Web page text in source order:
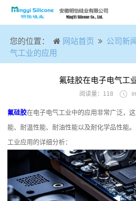
您的位置： 网站首页 公司新闻
气工业的应用
氟硅胶在电子电气工
阅读量：118
氟硅胶在电子电气工业中的应用非常广泛，
能、耐温性能、耐油性能以及耐化学品性能
工业应用的详细分析：